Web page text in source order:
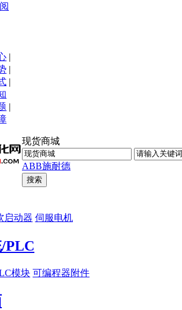
|
|
|
|
现货商城
ABB施耐德
启动器 伺服电机
PLC
模块 可编程器附件